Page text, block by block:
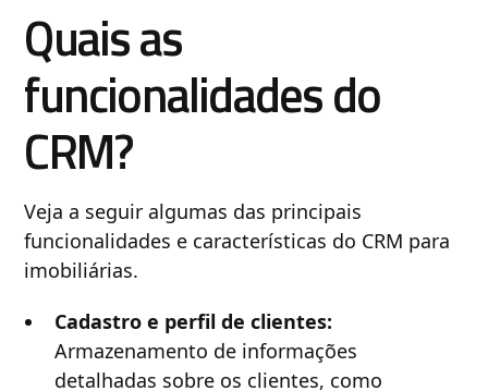
Quais as
funcionalidades do
CRM?
Veja a seguir algumas das principais
funcionalidades e características do CRM para
imobiliárias.
Cadastro e perfil de clientes:
Armazenamento de informações
detalhadas sobre os clientes, como